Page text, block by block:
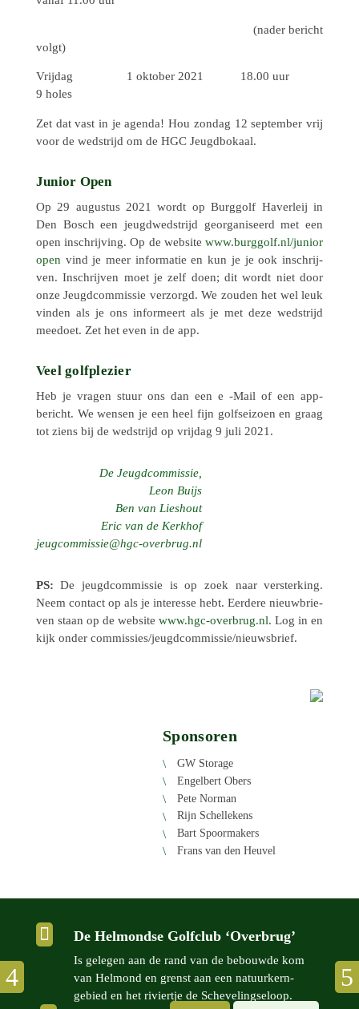
(nader bericht
volgt)
Vrijdag 1 oktober 2021 18.00 uur
9 holes
Zet dat vast in je agenda! Hou zondag 12 septem­ber vrij
voor de wedstrijd om de HGC Jeugdbokaal.
Junior Open
Op 29 augus­tus 2021 wordt op Burg­golf Haver­leij in
Den Bosch een jeugd­wed­strijd geor­ga­ni­seerd met een
open inschrij­ving. Op de websitewww​.burg​golf​.nl/​j​u​n​i​o​r​
open vind je meer infor­ma­tie en kun je je ook inschrij­
ven. Inschrij­ven moet je zelf doen; dit wordt niet door
onze Jeugd­com­mis­sie verzorgd. We zouden het wel leuk
vinden als je ons infor­meert als je met deze wedstrijd
meedoet. Zet het even in de app.
Veel golfplezier
Heb je vragen stuur ons dan een e ‑Mail of een app-
bericht. We wensen je een heel fijn golf­s­ei­zoen en graag
tot ziens bij de wedstrijd op vrijdag 9 juli 2021.
De Jeugd­com­mis­sie,
Leon Buijs
Ben van Lies­hout
Eric van de Kerkhof
ln.gurbrevo-cgh
@eissimmocguej
PS: De jeugd­com­mis­sie is op zoek naar verster­king.
Neem contact op als je inte­resse hebt. Eerdere nieuw­brie­
ven staan op de websitewww​.hgc​-overbrug​.nl. Log in en
kijk onder commissies/jeugdcommissie/nieuwsbrief.
Sponsoren
GW Storage
Engel­bert Obers
Pete Norman
Rijn Schel­le­kens
Bart Spoor­ma­kers
Frans van den Heuvel
 De Helmondse Golfclub ‘Overbrug’
Is gelegen aan de rand van de bebouwde kom
van Helmond en grenst aan een natuur­kern­
gebied en het riviertje de Scheve­lingse­loop.